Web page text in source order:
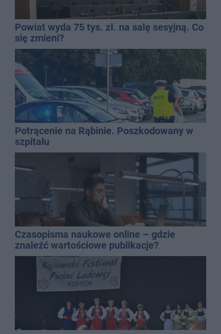
Powiat wyda 75 tys. zł. na salę sesyjną. Co
się zmieni?
Potrącenie na Rąbinie. Poszkodowany w
szpitalu
Czasopisma naukowe online – gdzie
znaleźć wartościowe publikacje?